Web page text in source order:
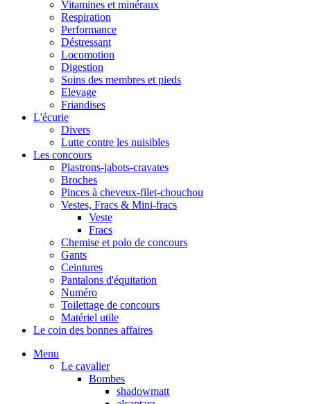
Vitamines et minéraux
Respiration
Performance
Déstressant
Locomotion
Digestion
Soins des membres et pieds
Elevage
Friandises
L'écurie
Divers
Lutte contre les nuisibles
Les concours
Plastrons-jabots-cravates
Broches
Pinces à cheveux-filet-chouchou
Vestes, Fracs & Mini-fracs
Veste
Fracs
Chemise et polo de concours
Gants
Ceintures
Pantalons d'équitation
Numéro
Toilettage de concours
Matériel utile
Le coin des bonnes affaires
Menu
Le cavalier
Bombes
shadowmatt